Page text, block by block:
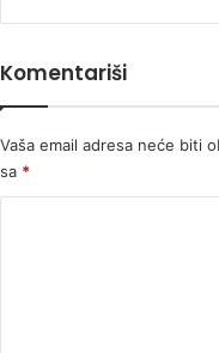
Komentariši
Vaša email adresa neće biti
sa *